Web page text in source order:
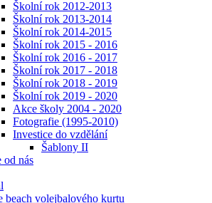
Školní rok 2012-2013
Školní rok 2013-2014
Školní rok 2014-2015
Školní rok 2015 - 2016
Školní rok 2016 - 2017
Školní rok 2017 - 2018
Školní rok 2018 - 2019
Školní rok 2019 - 2020
Akce školy 2004 - 2020
Fotografie (1995-2010)
Investice do vzdělání
Šablony II
od nás
beach volejbalového kurtu